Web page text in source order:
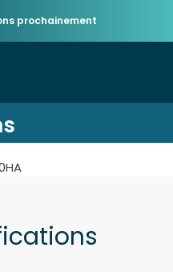
prochainement